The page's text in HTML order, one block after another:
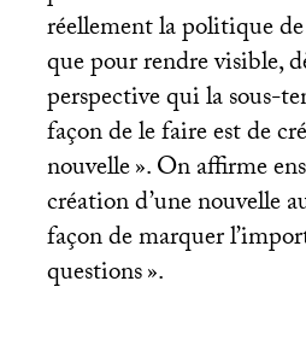
réellement la politique
que pour rendre visible,
perspective qui la sous-
façon de le faire est de
nouvelle». On affirme
création d’une nouvelle
façon de marquer
questions».